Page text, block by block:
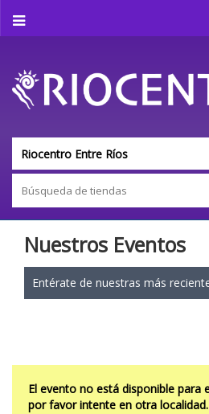
Nuestros Eventos
Entérate de nuestras más
El evento no está disponible para
por favor intente en otra localidad.